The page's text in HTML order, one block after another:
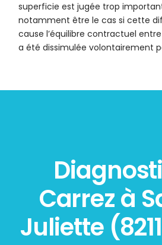
superficie est jugée trop
notamment être le cas si cette
cause l’équilibre contractuel
a été dissimulée volontairement
Carrez à
Juliette